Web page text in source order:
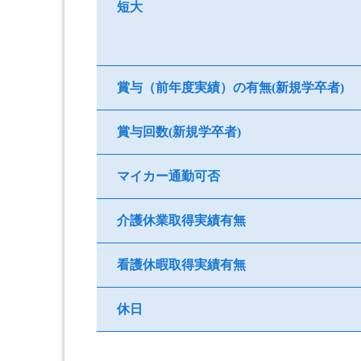
短大
賞与（前年度実績）の有無(新規学卒者)
賞与回数(新規学卒者)
マイカー通勤可否
介護休業取得実績有無
看護休暇取得実績有無
休日